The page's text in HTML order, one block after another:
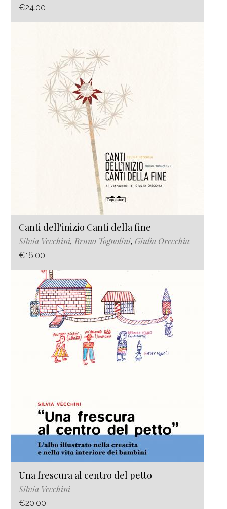
€24.00
Canti dell'inizio Canti della fine
Silvia Vecchini, Bruno Tognolini, Giulia Orecchia
€16.00
Una frescura al centro del petto
Silvia Vecchini
€20.00